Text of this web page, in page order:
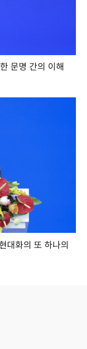
문명 간의 이해
대화의 또 하나의